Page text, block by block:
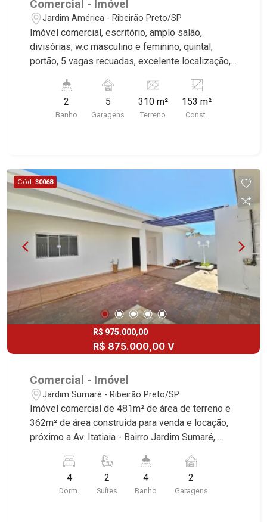
Comercial - Imóvel
Jardim América - Ribeirão Preto/SP
Imóvel comercial, escritório, amplo salão,
divisórias, w.c masculino e feminino, quintal,
portão, 5 vagas recuadas, excelente localização,
alugado, ideal para renda.*
2
Banho
5
Garagens
310 m²
Terreno
153 m²
Const.
Cód. 30068
R$ 975.000,00
R$ 875.000,00 V
Comercial - Imóvel
Jardim Sumaré - Ribeirão Preto/SP
Imóvel comercial de 481m² de área de terreno e
362m² de área construida para venda e locação,
próximo a Av. Itatiaia - Bairro Jardim Sumaré,
deste imóvel que a Martinelli Imobiliária
selecionou para você: - 481m² de área de terreno
e 362m² de área construida - 4 dormitórios com
4
Dorm.
2
Suítes
4
Banho
2
Garagens